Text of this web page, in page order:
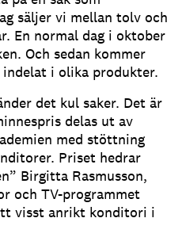
säljer vi mellan tolv och
En normal dag i oktober
Och sedan kommer
i olika produkter.
det kul saker. Det är
delas ut av
med stöttning
Priset hedrar
Birgitta Rasmusson,
och TV-programmet
visst anrikt konditori i